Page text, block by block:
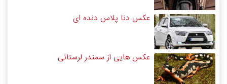
عکس دنا پلاس دنده ای
عکس هایی از سمندر لرستانی